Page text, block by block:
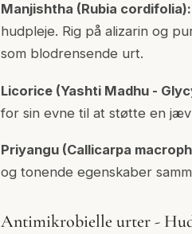
Manjishtha (Rubia cordifolia):
hudpleje. Rig på alizarin og
som blodrensende urt.
Licorice (Yashti Madhu -
for sin evne til at støtte en
Priyangu (Callicarpa
og tonende egenskaber
Antimikrobielle urter -